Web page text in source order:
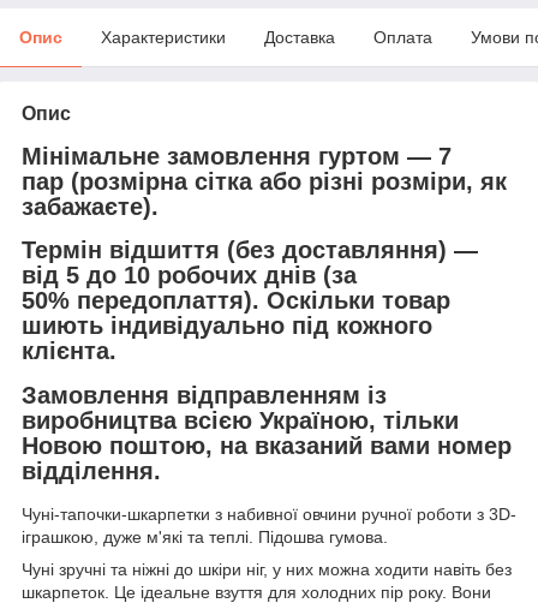
Опис Характеристики Доставка Оплата Умови
Опис
Мінімальне замовлення гуртом — 7
пар (розмірна сітка або різні розміри, як
забажаєте).
Термін відшиття (без доставляння) —
від 5 до 10 робочих днів (за
50% передоплаття). Оскільки товар
шиють індивідуально під кожного
клієнта.
Замовлення відправленням із
виробництва всією Україною, тільки
Новою поштою, на вказаний вами номер
відділення.
Чуні-тапочки-шкарпетки з набивної овчини ручної роботи з 3D-
іграшкою, дуже м'які та теплі. Підошва гумова.
Чуні зручні та ніжні до шкіри ніг, у них можна ходити навіть без
шкарпеток. Це ідеальне взуття для холодних пір року. Вони